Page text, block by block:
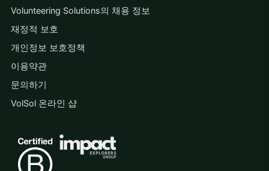
Volunteering Solutions의 채용 정보
재정적 보호
개인정보 보호정책
이용약관
문의하기
VolSol 온라인 샵